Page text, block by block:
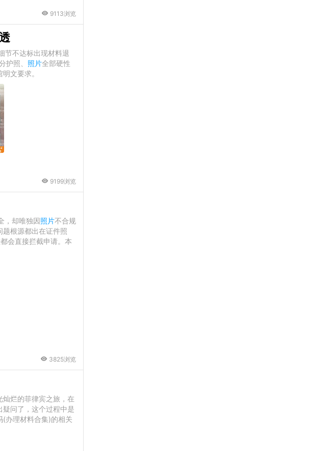
9113浏览
节不达标出现材料退
护照、 照片全部硬性
文要求。
9199浏览
，却唯独因照片不合规
根源都出在证件照
会直接拦截申请。本
3825浏览
烂的菲律宾之旅，在
问了，这个过程中是
(办理材料合集)的相关